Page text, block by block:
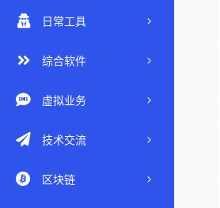
日常工具
综合软件
虚拟业务
技术交流
区块链